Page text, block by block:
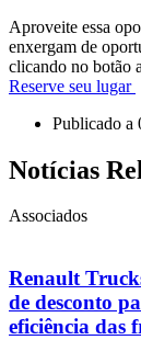
Aproveite essa
enxergam de
clicando no botão
Reserve seu lugar
Publicado a
Notícias
Associados
Renault
de desconto
eficiência das